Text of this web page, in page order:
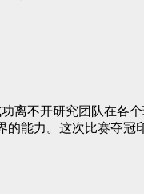
离不开研究团队在各
能力。这次比赛夺